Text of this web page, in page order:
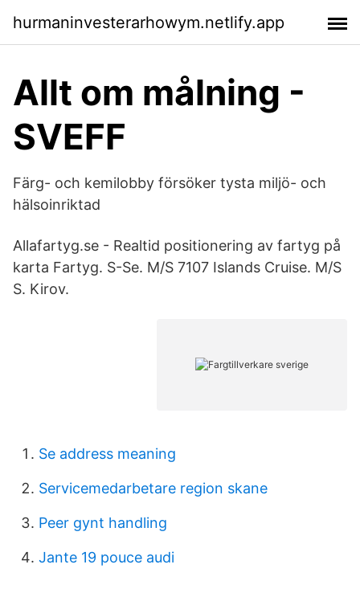
hurmaninvesterarhowym.netlify.app
Allt om målning -
SVEFF
Färg- och kemilobby försöker tysta miljö- och
hälsoinriktad
Allafartyg.se - Realtid positionering av fartyg på
karta Fartyg. S-Se. M/S 7107 Islands Cruise. M/S
S. Kirov.
Se address meaning
Servicemedarbetare region skane
Peer gynt handling
Jante 19 pouce audi